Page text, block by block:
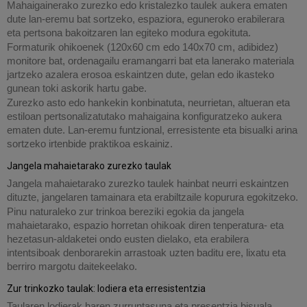
Mahaigainerako zurezko edo kristalezko taulek aukera ematen
dute lan-eremu bat sortzeko, espaziora, eguneroko erabilerara
eta pertsona bakoitzaren lan egiteko modura egokituta.
Formaturik ohikoenek (120x60 cm edo 140x70 cm, adibidez)
monitore bat, ordenagailu eramangarri bat eta lanerako materiala
jartzeko azalera erosoa eskaintzen dute, gelan edo ikasteko
gunean toki askorik hartu gabe.
Zurezko asto edo hankekin konbinatuta, neurrietan, altueran eta
estiloan pertsonalizatutako mahaigaina konfiguratzeko aukera
ematen dute. Lan-eremu funtzional, erresistente eta bisualki arina
sortzeko irtenbide praktikoa eskainiz.
Jangela mahaietarako zurezko taulak
Jangela mahaietarako zurezko taulek hainbat neurri eskaintzen
dituzte, jangelaren tamainara eta erabiltzaile kopurura egokitzeko.
Pinu naturaleko zur trinkoa bereziki egokia da jangela
mahaietarako, espazio horretan ohikoak diren tenperatura- eta
hezetasun-aldaketei ondo eusten dielako, eta erabilera
intentsiboak denborarekin arrastoak uzten baditu ere, lixatu eta
berriro margotu daitekeelako.
Zur trinkozko taulak: lodiera eta erresistentzia